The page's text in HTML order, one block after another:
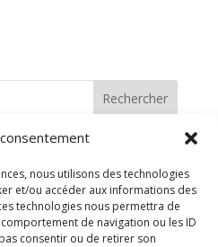
nous utilisons des technologies
et/ou accéder aux informations des
technologies nous permettra de
de navigation ou les ID
consentir ou de retirer son
Rechercher